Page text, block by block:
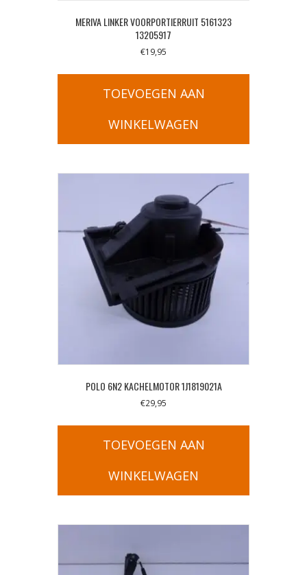
MERIVA LINKER VOORPORTIERRUIT 5161323
13205917
€19,95
TOEVOEGEN AAN
WINKELWAGEN
POLO 6N2 KACHELMOTOR 1J1819021A
€29,95
TOEVOEGEN AAN
WINKELWAGEN